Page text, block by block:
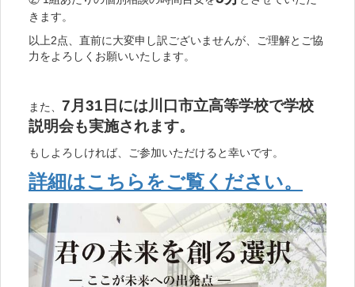
きます。
以上2点、直前に大変申し訳ございませんが、ご理解とご協
力をよろしくお願いいたします。
また、 7月31日には川口市立高等学校で学校
説明会も実施されます。
もしよろしければ、ご参加いただけると幸いです。
詳細はこちらをご覧ください。